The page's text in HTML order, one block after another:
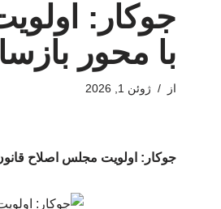
جوکار:
با محور
از ژوئن 1, 2026
جوکار: اولویت مجلس اصلاح